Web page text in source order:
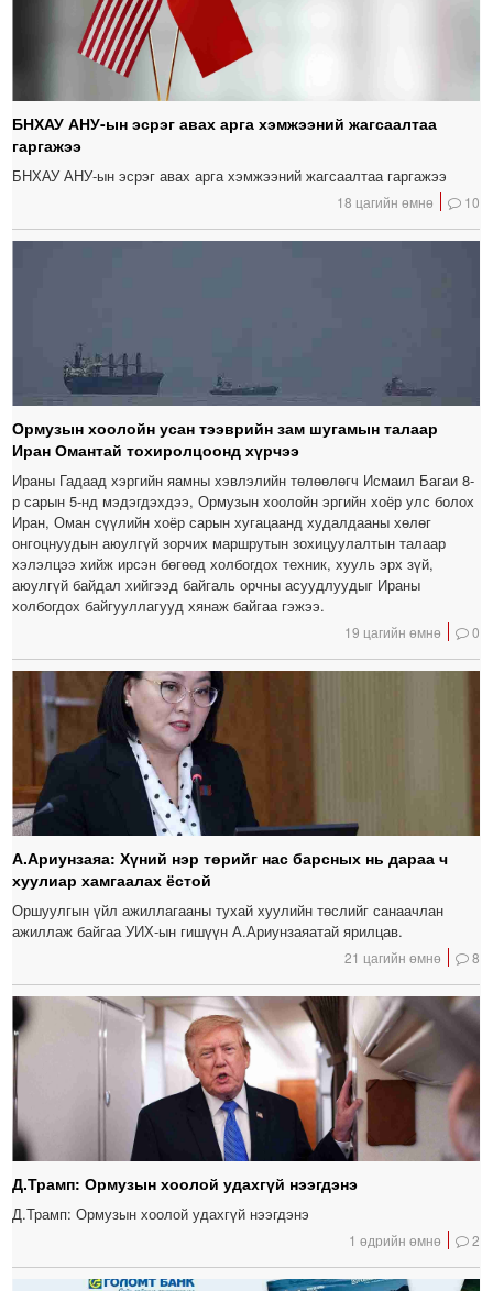
БНХАУ АНУ-ын эсрэг авах арга хэмжээний жагсаалтаа
гаргажээ
БНХАУ АНУ-ын эсрэг авах арга хэмжээний жагсаалтаа гаргажээ
18 цагийн өмнө 10
Ормузын хоолойн усан тээврийн зам шугамын талаар
Иран Омантай тохиролцоонд хүрчээ
Ираны Гадаад хэргийн яамны хэвлэлийн төлөөлөгч Исмаил Багаи 8-
р сарын 5-нд мэдэгдэхдээ, Ормузын хоолойн эргийн хоёр улс болох
Иран, Оман сүүлийн хоёр сарын хугацаанд худалдааны хөлөг
онгоцнуудын аюулгүй зорчих маршрутын зохицуулалтын талаар
хэлэлцээ хийж ирсэн бөгөөд холбогдох техник, хууль эрх зүй,
аюулгүй байдал хийгээд байгаль орчны асуудлуудыг Ираны
холбогдох байгууллагууд хянаж байгаа гэжээ.
19 цагийн өмнө 0
А.Ариунзаяа: Хүний нэр төрийг нас барсных нь дараа ч
хуулиар хамгаалах ёстой
Оршуулгын үйл ажиллагааны тухай хуулийн төслийг санаачлан
ажиллаж байгаа УИХ-ын гишүүн А.Ариунзаяатай ярилцав.
21 цагийн өмнө 8
Д.Трамп: Ормузын хоолой удахгүй нээгдэнэ
Д.Трамп: Ормузын хоолой удахгүй нээгдэнэ
1 өдрийн өмнө 2